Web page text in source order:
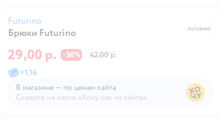
Futurino
Брюки Futurino
29,00 р. −30%
42,00 р.
+1,16
В магазине — по ценам сайта
Скажите на кассе «Хочу как на сайте»